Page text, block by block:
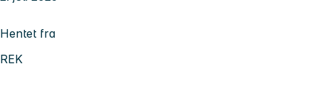
Hentet fra
REK